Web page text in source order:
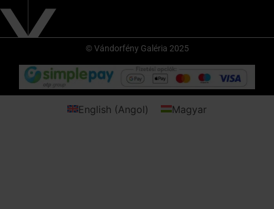
© Vándorfény Galéria 2025
English (Angol) Magyar